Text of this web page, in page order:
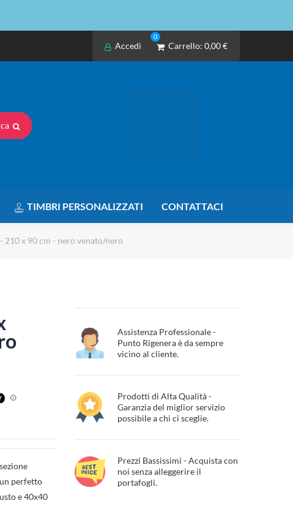
Accedi
0
Carrello: 0,00 €
TIMBRI PERSONALIZZATI CONTATTACI
210 x 90 cm - nero venato/nero
perfetto
e 40x40
Assistenza Professionale -
Punto Rigenera è da sempre
vicino al cliente.
Prodotti di Alta Qualità -
Garanzia del miglior servizio
possibile a chi ci sceglie.
Prezzi Bassissimi - Acquista con
noi senza alleggerire il
portafogli.